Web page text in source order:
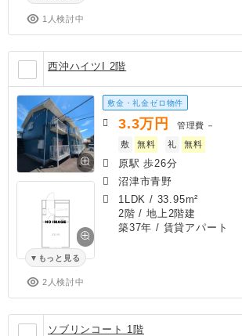
1人検討中
西沖ハイツI 2階
もっと見る
2人検討中
敷金・礼金ゼロ物件
3.3万円 管理費 －
敷
無料 礼 無料
原駅 歩26分
沼津市青野
1LDK / 33.95m²
2階 / 地上2階建
築37年 / 賃貸アパート
ソブリンコート 1階